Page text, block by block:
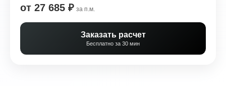
от 27 685 ₽ за п.м.
Заказать расчет
Бесплатно за 30 мин